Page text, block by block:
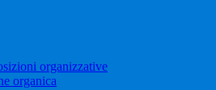
organizzative
organica